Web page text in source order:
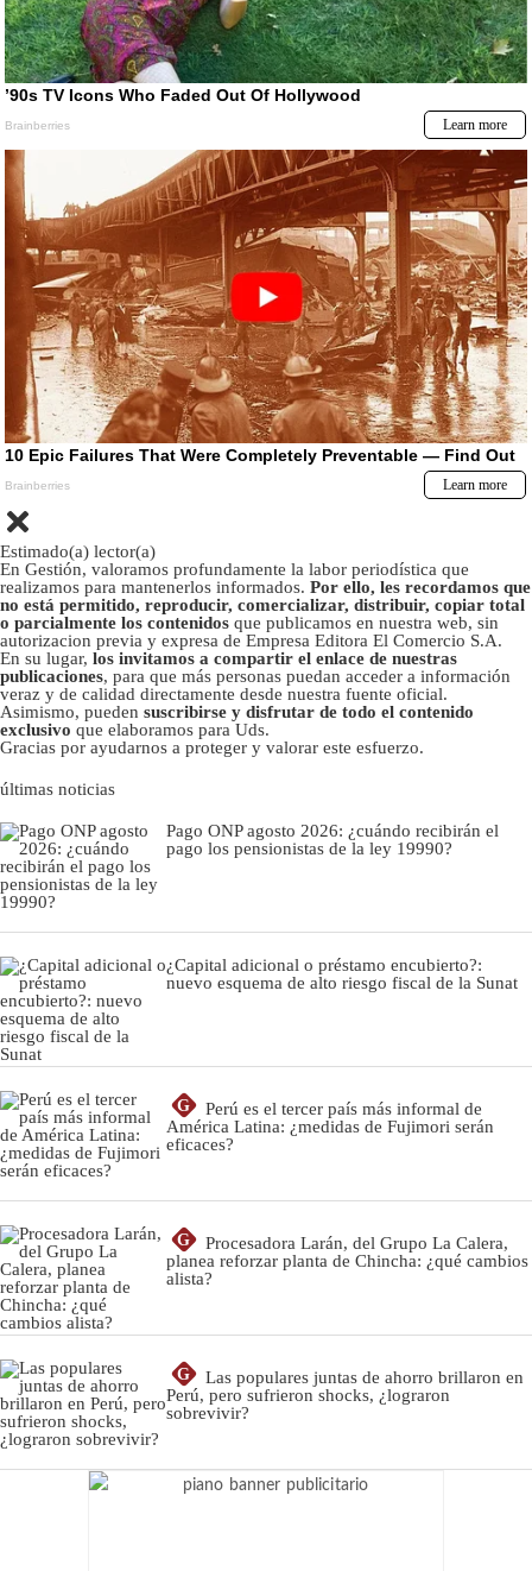
Estimado(a) lector(a)
En Gestión, valoramos profundamente la labor periodística que
realizamos para mantenerlos informados. Por ello, les recordamos que
no está permitido, reproducir, comercializar, distribuir, copiar total
o parcialmente los contenidos que publicamos en nuestra web, sin
autorizacion previa y expresa de Empresa Editora El Comercio S.A.
En su lugar, los invitamos a compartir el enlace de nuestras
publicaciones, para que más personas puedan acceder a información
veraz y de calidad directamente desde nuestra fuente oficial.
Asimismo, pueden suscribirse y disfrutar de todo el contenido
exclusivo que elaboramos para Uds.
Gracias por ayudarnos a proteger y valorar este esfuerzo.
últimas noticias
Pago ONP agosto 2026: ¿cuándo recibirán el
pago los pensionistas de la ley 19990?
¿Capital adicional o préstamo encubierto?:
nuevo esquema de alto riesgo fiscal de la Sunat
G
Perú es el tercer país más informal de
América Latina: ¿medidas de Fujimori serán
eficaces?
G
Procesadora Larán, del Grupo La Calera,
planea reforzar planta de Chincha: ¿qué cambios
alista?
G
Las populares juntas de ahorro brillaron en
Perú, pero sufrieron shocks, ¿lograron
sobrevivir?